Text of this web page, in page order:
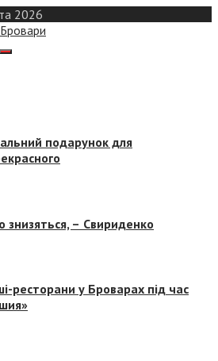
2026
подарунок для
знизяться, – Свириденко
ресторани у Броварах під час